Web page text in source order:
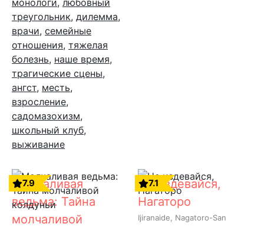
монологи, любовный
треугольник, дилемма,
врачи, семейные
отношения, тяжелая
болезнь, наше время,
трагические сцены,
ангст, месть,
взросление,
садомазохизм,
школьный клуб,
выживание
Молчаливая
ведьма: Тайна
молчаливой
7.9
Не издевайся,
Нагаторо
Ijiranaide, Nagatoro-San
7.1